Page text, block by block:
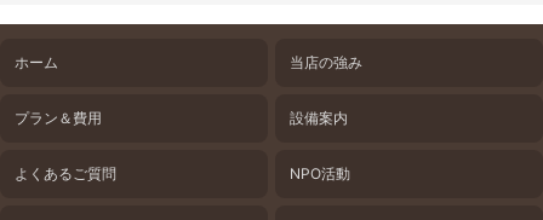
ホーム 当店の強み
プラン＆費用 設備案内
よくあるご質問 NPO活動